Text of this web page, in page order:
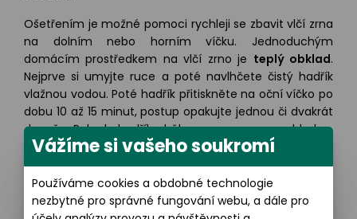
Ošetřením je možné pomoci rychleji se zbavit vlčí zrna
na dolním nebo horním víčku. Jednoduchým
domácím prostředkem na vlčí zrno je teplý obklad.
Nejprve si umyjte ruce a poté navlhčete čistý hadřík
vlažnou vodou. Poté hadřík přitiskněte na oční víčko po
dobu 10 až 15 minut, postup opakujte jednou či dvakrát
denně. Pokud hadřík během procesu vychladne,
budete potřeba ho znovu navlhčit teplou vodou. Použití
teplého obkladupomáhá změkčit ztvrdlý maza
pomoci mu odtéct, takže vlčí zrno zmizí rychleji.
Masírujtevatovým tamponem nebo tamponem.
Vážíme si vašeho soukromí
Používáme cookies a obdobné technologie
nezbytné pro správné fungování webu, a dále pro